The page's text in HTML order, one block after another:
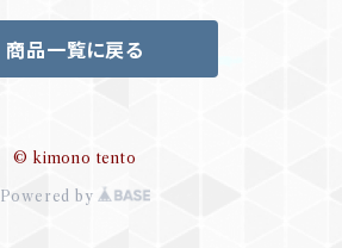
商品一覧に戻る
© kimono tento
Powered by